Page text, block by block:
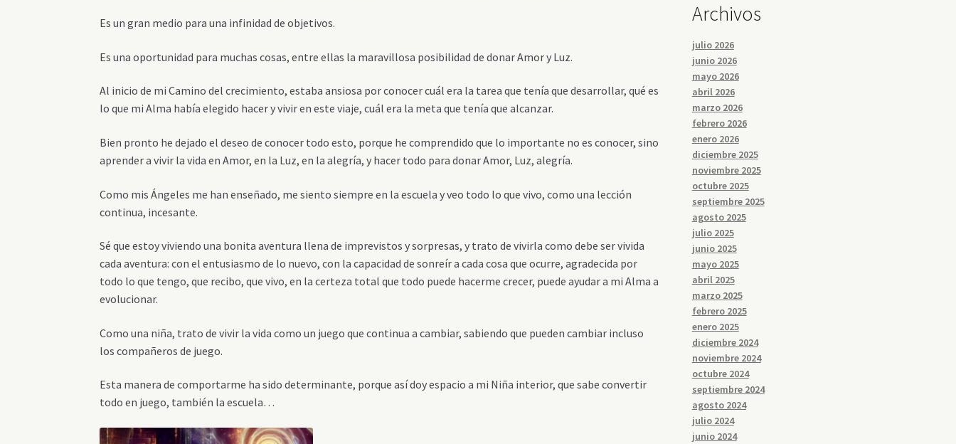
Es un gran medio para una infinidad de objetivos.
Es una oportunidad para muchas cosas, entre ellas la maravillosa posibilidad de donar Amor y Luz.
Al inicio de mi Camino del crecimiento, estaba ansiosa por conocer cuál era la tarea que tenía que desarrollar, qué es
lo que mi Alma había elegido hacer y vivir en este viaje, cuál era la meta que tenía que alcanzar.
Bien pronto he dejado el deseo de conocer todo esto, porque he comprendido que lo importante no es conocer, sino
aprender a vivir la vida en Amor, en la Luz, en la alegría, y hacer todo para donar Amor, Luz, alegría.
Como mis Ángeles me han enseñado, me siento siempre en la escuela y veo todo lo que vivo, como una lección
continua, incesante.
Sé que estoy viviendo una bonita aventura llena de imprevistos y sorpresas, y trato de vivirla como debe ser vivida
cada aventura: con el entusiasmo de lo nuevo, con la capacidad de sonreír a cada cosa que ocurre, agradecida por
todo lo que tengo, que recibo, que vivo, en la certeza total que todo puede hacerme crecer, puede ayudar a mi Alma a
evolucionar.
Como una niña, trato de vivir la vida como un juego que continua a cambiar, sabiendo que pueden cambiar incluso
los compañeros de juego.
Esta manera de comportarme ha sido determinante, porque así doy espacio a mi Niña interior, que sabe convertir
todo en juego, también la escuela…
Archivos
julio 2026
junio 2026
mayo 2026
abril 2026
marzo 2026
febrero 2026
enero 2026
diciembre 2025
noviembre 2025
octubre 2025
septiembre 2025
agosto 2025
julio 2025
junio 2025
mayo 2025
abril 2025
marzo 2025
febrero 2025
enero 2025
diciembre 2024
noviembre 2024
octubre 2024
septiembre 2024
agosto 2024
julio 2024
junio 2024